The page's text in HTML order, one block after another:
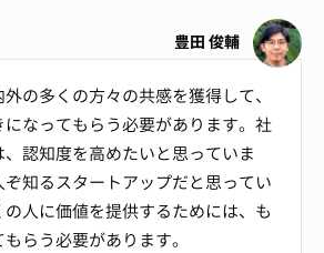
豊田 俊輔
の多くの方々の共感を獲得して、
なってもらう必要があります。社
認知度を高めたいと思っていま
知るスタートアップだと思ってい
人に価値を提供するためには、も
らう必要があります。